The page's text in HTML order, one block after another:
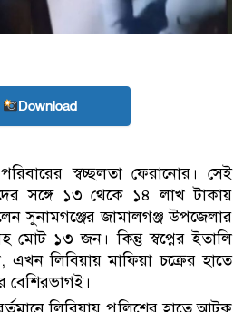
Download
স্বচ্ছলতা ফেরানোর। সেই
সঙ্গে ১৩ থেকে ১৪ লাখ টাকায়
সুনামগঞ্জের জামালগঞ্জ উপজেলার
১৩ জন। কিন্তু স্বপ্নের ইতালি
লিবিয়ায় মাফিয়া চক্রের হাতে
বেশিরভাগই।
লিবিয়ায় পুলিশের হাতে আটক